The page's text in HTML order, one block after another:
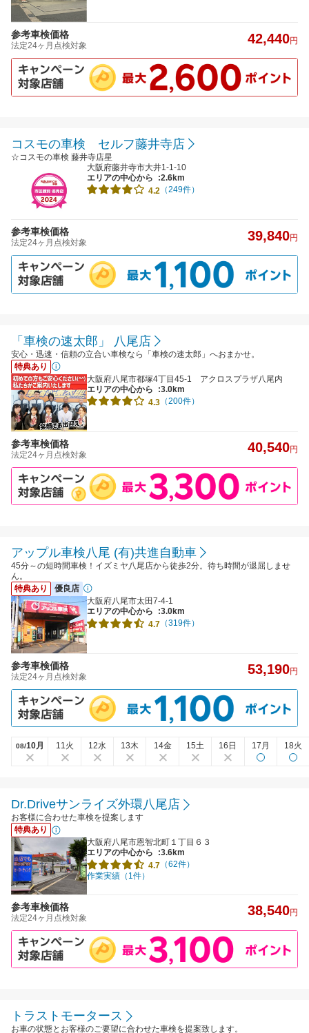
参考車検価格
法定24ヶ月点検対象 42,440円
コスモの車検 セルフ藤井寺店
☆コスモの車検 藤井寺店星
大阪府藤井寺市大井1-1-10
エリアの中心から
:2.6km
4.2 （249件）
参考車検価格
法定24ヶ月点検対象 39,840円
「車検の速太郎」 八尾店
安心・迅速・信頼の立合い車検なら「車検の速太郎」へおまかせ。
特典あり
大阪府八尾市都塚4丁目45-1 アクロスプラザ八尾内
エリアの中心から
:3.0km
4.3 （200件）
参考車検価格
法定24ヶ月点検対象 40,540円
アップル車検八尾 (有)共進自動車
45分～の短時間車検！イズミヤ八尾店から徒歩2分。待ち時間が退屈しませ
ん。
特典あり
優良店
大阪府八尾市太田7-4-1
エリアの中心から
:3.0km
4.7 （319件）
参考車検価格
法定24ヶ月点検対象 53,190円
08/10月 11火 12水 13木 14金 15土 16日 17月 18火
Dr.Driveサンライズ外環八尾店
お客様に合わせた車検を提案します
特典あり
大阪府八尾市恩智北町１丁目６３
エリアの中心から
:3.6km
4.7 （62件）
作業実績（1件）
参考車検価格
法定24ヶ月点検対象 38,540円
トラストモータース
お車の状態とお客様のご要望に合わせた車検を提案致します。